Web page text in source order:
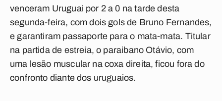
venceram Uruguai por 2 a 0 na tarde desta
segunda-feira, com dois gols de Bruno Fernandes,
e garantiram passaporte para o mata-mata. Titular
na partida de estreia, o paraibano Otávio, com
uma lesão muscular na coxa direita, ficou fora do
confronto diante dos uruguaios.